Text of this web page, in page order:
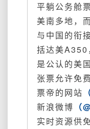
平躺公务舱
美南多地，
与中国的衔
括达美
是公认的美国
张票允许免
票帝的网站
新浪微博 （
实时资源供